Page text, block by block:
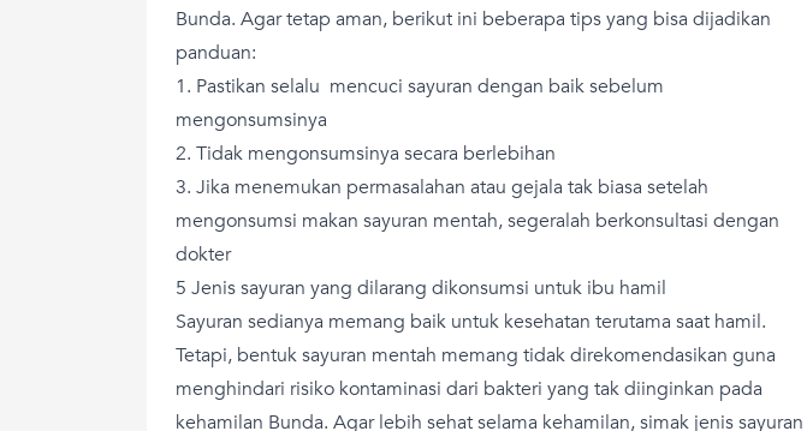
Bunda. Agar tetap aman, berikut ini beberapa tips yang bisa dijadikan
panduan:
1. Pastikan selalu mencuci sayuran dengan baik sebelum
mengonsumsinya
2. Tidak mengonsumsinya secara berlebihan
3. Jika menemukan permasalahan atau gejala tak biasa setelah
mengonsumsi makan sayuran mentah, segeralah berkonsultasi dengan
dokter
5 Jenis sayuran yang dilarang dikonsumsi untuk ibu hamil
Sayuran sedianya memang baik untuk kesehatan terutama saat hamil.
Tetapi, bentuk sayuran mentah memang tidak direkomendasikan guna
menghindari risiko kontaminasi dari bakteri yang tak diinginkan pada
kehamilan Bunda. Agar lebih sehat selama kehamilan, simak jenis sayuran